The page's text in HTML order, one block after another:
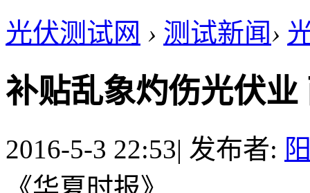
光伏测试网 › 测试新闻›
补贴乱象灼伤光伏
2016-5-3 22:53| 发布者: